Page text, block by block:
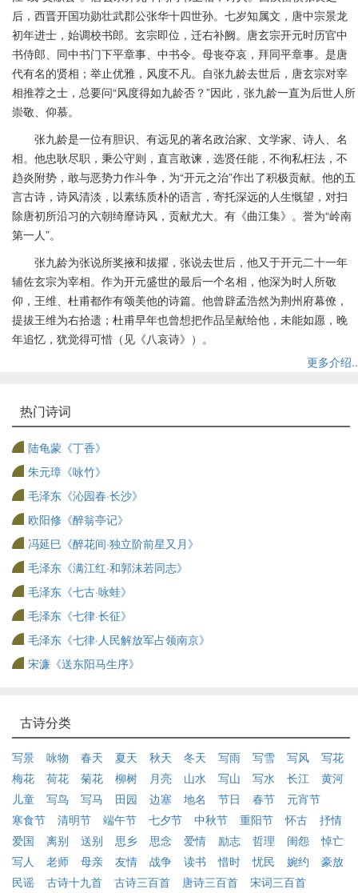
后，西晋开国功勋壮武郡公张华十四世孙。七岁知属文，唐中宗景龙
初年进士，始调校书郎。玄宗即位，迁右补阙。唐玄宗开元时历官中
书侍郎、同中书门下平章事、中书令。母丧夺哀，拜同平章事。是唐
代有名的贤相；举止优雅，风度不凡。自张九龄去世后，唐玄宗对宰
相推荐之士，总要问“风度得如九龄否？”因此，张九龄一直为后世人所
崇敬、仰慕。
张九龄是一位有胆识、有远见的著名政治家、文学家、诗人、名
相。他忠耿尽职，秉公守则，直言敢谏，选贤任能，不徇私枉法，不
趋炎附势，敢与恶势力作斗争，为“开元之治”作出了积极贡献。他的五
言古诗，诗风清淡，以素练质朴的语言，寄托深远的人生慨望，对扫
除唐初所沿习的六朝绮靡诗风，贡献尤大。有《曲江集》。誉为“岭南
第一人”。
张九龄为张说所奖掖和拔擢，张说去世后，他又于开元二十一年
辅佐玄宗为宰相。作为开元盛世的最后一个名相，他深为时人所敬
仰，王维、杜甫都作有颂美他的诗篇。他曾辟孟浩然为荆州府幕僚，
提拔王维为右拾遗；杜甫早年也曾想把作品呈献给他，未能如愿，晚
年追忆，犹觉得可惜（见《八哀诗》）。
更多介绍..
热门诗词
陆龟蒙《丁香》
朱元璋《咏竹》
毛泽东《沁园春·长沙》
欧阳修《醉翁亭记》
冯延巳《醉花间·独立阶前星又月》
毛泽东《满江红·和郭沫若同志》
毛泽东《七古·咏蛙》
毛泽东《七律·长征》
毛泽东《七律·人民解放军占领南京》
宋濂《送东阳马生序》
古诗分类
写景 咏物 春天 夏天 秋天 冬天 写雨 写雪 写风
写花
梅花
荷花 菊花 柳树 月亮 山水 写山 写水 长江
黄河
儿童
写鸟 写马 田园 边塞 地名 节日 春节
元宵节
寒食节
清明节 端午节 七夕节 中秋节 重阳节 怀古
抒情
爱国
离别 送别 思乡 思念 爱情 励志 哲理 闺怨
悼亡
写人
老师 母亲 友情 战争 读书 惜时 忧民 婉约
豪放
民谣
古诗十九首 古诗三百首 唐诗三百首 宋词三百首